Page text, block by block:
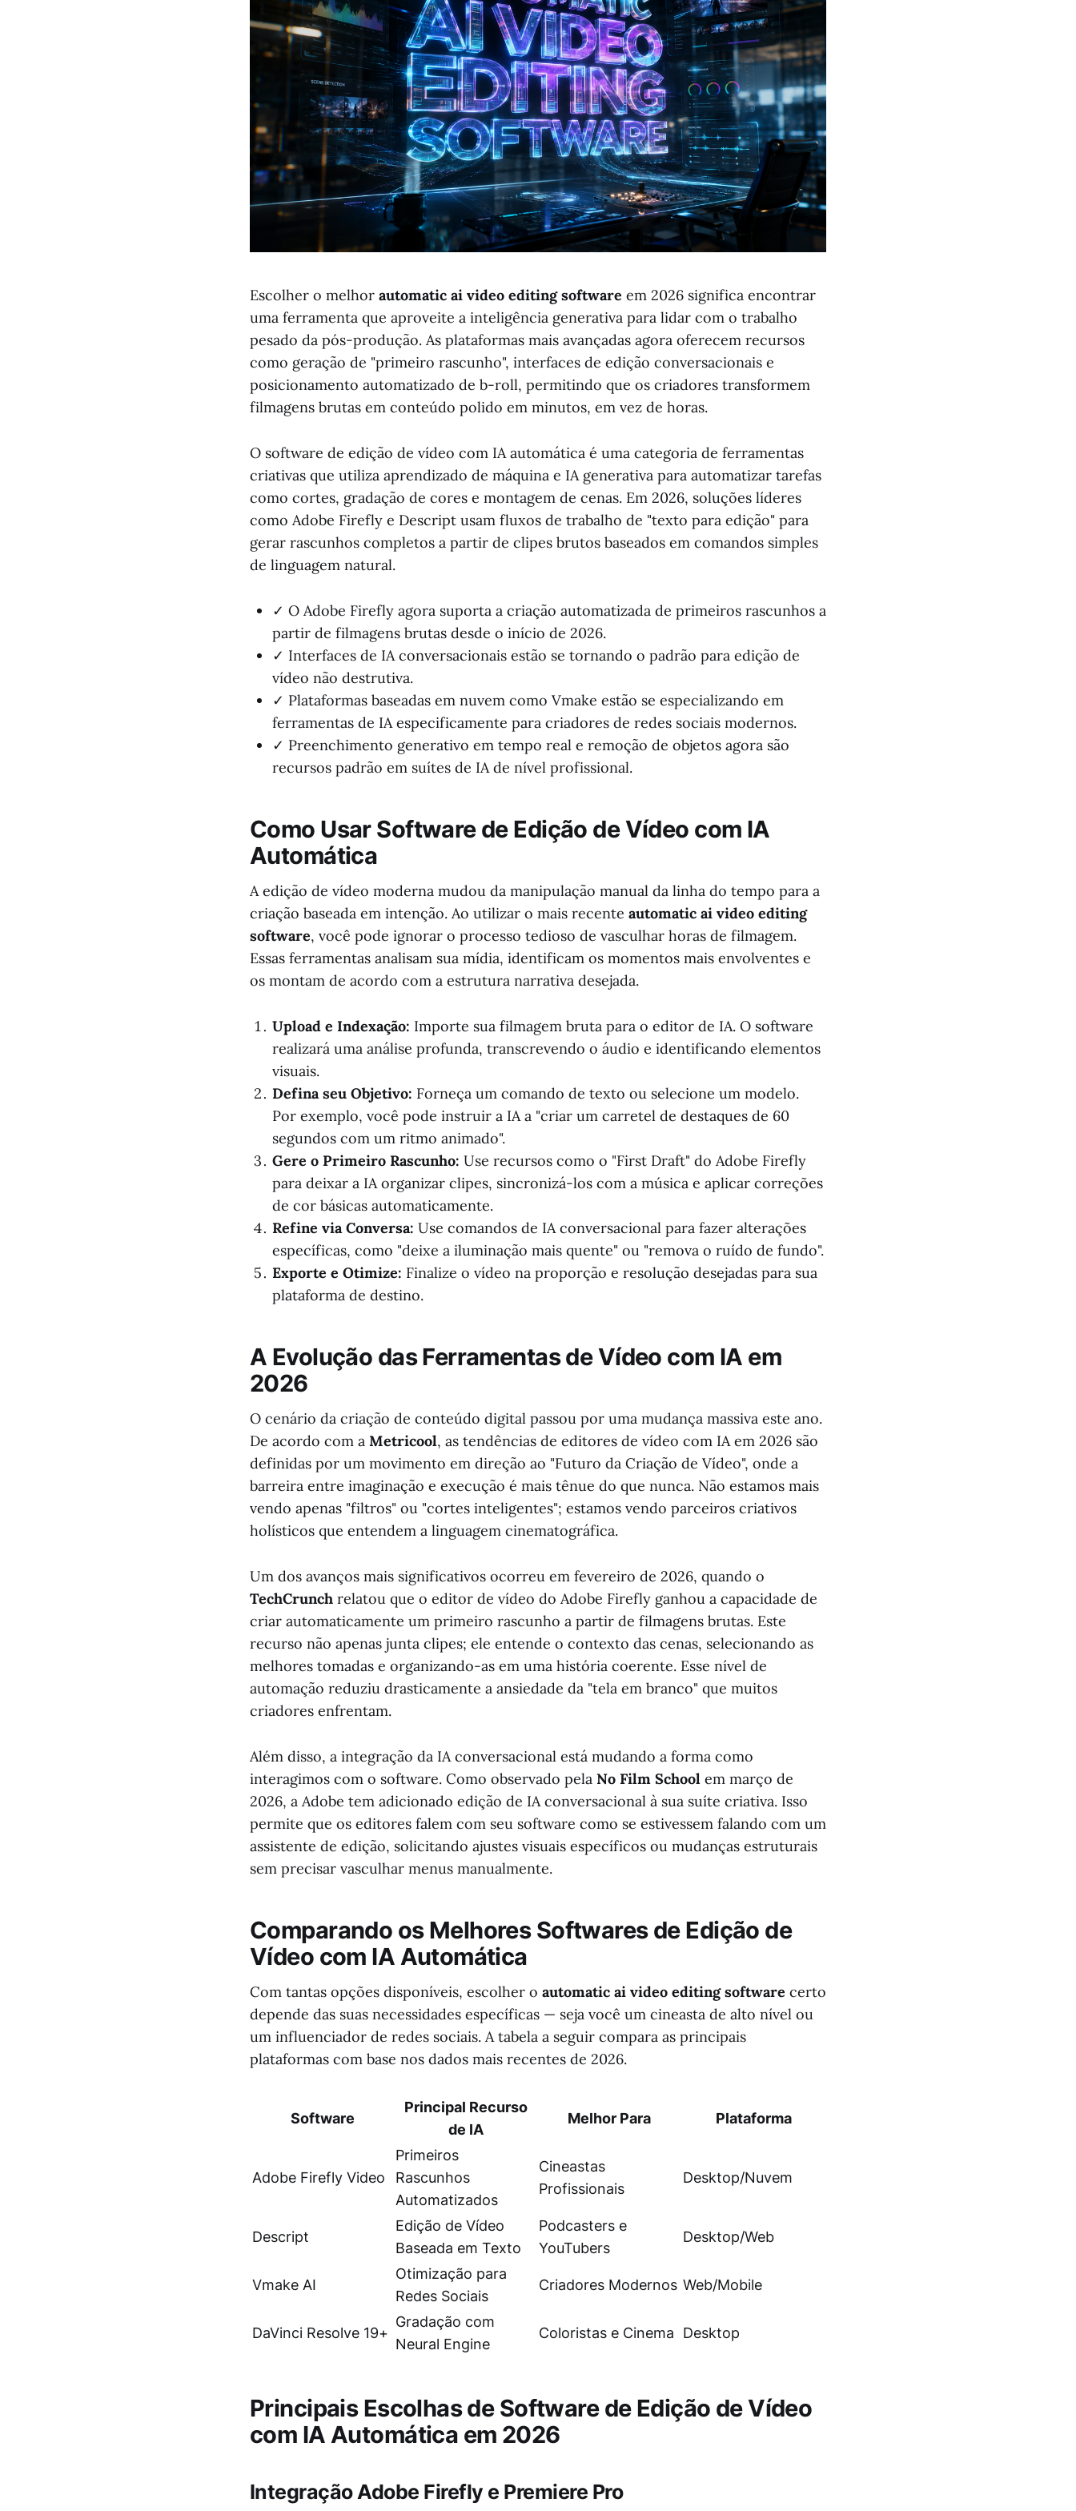
Escolher o melhor automatic ai video editing software em 2026 significa encontrar
uma ferramenta que aproveite a inteligência generativa para lidar com o trabalho
pesado da pós-produção. As plataformas mais avançadas agora oferecem recursos
como geração de "primeiro rascunho", interfaces de edição conversacionais e
posicionamento automatizado de b-roll, permitindo que os criadores transformem
filmagens brutas em conteúdo polido em minutos, em vez de horas.
O software de edição de vídeo com IA automática é uma categoria de ferramentas
criativas que utiliza aprendizado de máquina e IA generativa para automatizar tarefas
como cortes, gradação de cores e montagem de cenas. Em 2026, soluções líderes
como Adobe Firefly e Descript usam fluxos de trabalho de "texto para edição" para
gerar rascunhos completos a partir de clipes brutos baseados em comandos simples
de linguagem natural.
✓ O Adobe Firefly agora suporta a criação automatizada de primeiros rascunhos a
partir de filmagens brutas desde o início de 2026.
✓ Interfaces de IA conversacionais estão se tornando o padrão para edição de
vídeo não destrutiva.
✓ Plataformas baseadas em nuvem como Vmake estão se especializando em
ferramentas de IA especificamente para criadores de redes sociais modernos.
✓ Preenchimento generativo em tempo real e remoção de objetos agora são
recursos padrão em suítes de IA de nível profissional.
Como Usar Software de Edição de Vídeo com IA
Automática
A edição de vídeo moderna mudou da manipulação manual da linha do tempo para a
criação baseada em intenção. Ao utilizar o mais recente automatic ai video editing
software, você pode ignorar o processo tedioso de vasculhar horas de filmagem.
Essas ferramentas analisam sua mídia, identificam os momentos mais envolventes e
os montam de acordo com a estrutura narrativa desejada.
Upload e Indexação: Importe sua filmagem bruta para o editor de IA. O software
realizará uma análise profunda, transcrevendo o áudio e identificando elementos
visuais.
Defina seu Objetivo: Forneça um comando de texto ou selecione um modelo.
Por exemplo, você pode instruir a IA a "criar um carretel de destaques de 60
segundos com um ritmo animado".
Gere o Primeiro Rascunho: Use recursos como o "First Draft" do Adobe Firefly
para deixar a IA organizar clipes, sincronizá-los com a música e aplicar correções
de cor básicas automaticamente.
Refine via Conversa: Use comandos de IA conversacional para fazer alterações
específicas, como "deixe a iluminação mais quente" ou "remova o ruído de fundo".
Exporte e Otimize: Finalize o vídeo na proporção e resolução desejadas para sua
plataforma de destino.
A Evolução das Ferramentas de Vídeo com IA em
2026
O cenário da criação de conteúdo digital passou por uma mudança massiva este ano.
De acordo com a Metricool, as tendências de editores de vídeo com IA em 2026 são
definidas por um movimento em direção ao "Futuro da Criação de Vídeo", onde a
barreira entre imaginação e execução é mais tênue do que nunca. Não estamos mais
vendo apenas "filtros" ou "cortes inteligentes"; estamos vendo parceiros criativos
holísticos que entendem a linguagem cinematográfica.
Um dos avanços mais significativos ocorreu em fevereiro de 2026, quando o
TechCrunch relatou que o editor de vídeo do Adobe Firefly ganhou a capacidade de
criar automaticamente um primeiro rascunho a partir de filmagens brutas. Este
recurso não apenas junta clipes; ele entende o contexto das cenas, selecionando as
melhores tomadas e organizando-as em uma história coerente. Esse nível de
automação reduziu drasticamente a ansiedade da "tela em branco" que muitos
criadores enfrentam.
Além disso, a integração da IA conversacional está mudando a forma como
interagimos com o software. Como observado pela No Film School em março de
2026, a Adobe tem adicionado edição de IA conversacional à sua suíte criativa. Isso
permite que os editores falem com seu software como se estivessem falando com um
assistente de edição, solicitando ajustes visuais específicos ou mudanças estruturais
sem precisar vasculhar menus manualmente.
Comparando os Melhores Softwares de Edição de
Vídeo com IA Automática
Com tantas opções disponíveis, escolher o automatic ai video editing software certo
depende das suas necessidades específicas — seja você um cineasta de alto nível ou
um influenciador de redes sociais. A tabela a seguir compara as principais
plataformas com base nos dados mais recentes de 2026.
Software
Principal Recurso
de IA
Melhor Para Plataforma
Adobe Firefly Video
Primeiros
Rascunhos
Automatizados
Cineastas
Profissionais
Desktop/Nuvem
Descript
Edição de Vídeo
Baseada em Texto
Podcasters e
YouTubers
Desktop/Web
Vmake AI
Otimização para
Redes Sociais
Criadores Modernos Web/Mobile
DaVinci Resolve 19+
Gradação com
Neural Engine
Coloristas e Cinema Desktop
Principais Escolhas de Software de Edição de Vídeo
com IA Automática em 2026
Integração Adobe Firefly e Premiere Pro